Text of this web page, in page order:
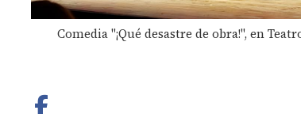
Comedia "¡Qué desastre de obra!", en